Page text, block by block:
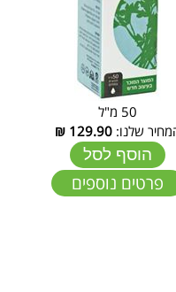
50 מ"ל
שלנו:129.90
₪
הוסף לסל
פרטים נוספים